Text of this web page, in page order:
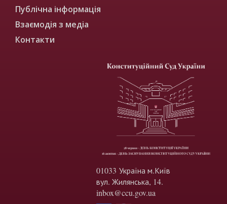
Публічна інформація
Взаємодія з медіа
Контакти
01033 Україна м.Київ
вул. Жилянська, 14.
inbox@ccu.gov.ua